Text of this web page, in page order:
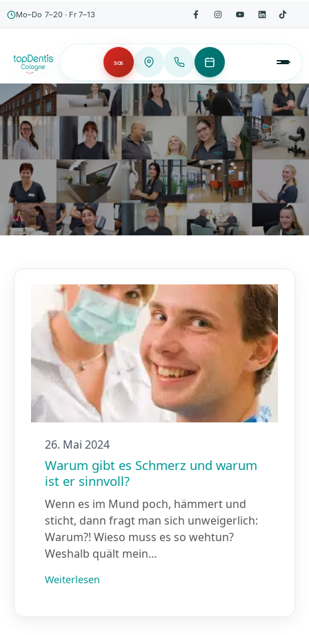
Mo–Do 7–20 · Fr 7–13
SOS
Unser Blog
26. Mai 2024
Warum gibt es Schmerz und warum
ist er sinnvoll?
Wenn es im Mund poch, hämmert und
sticht, dann fragt man sich unweigerlich:
Warum?! Wieso muss es so wehtun?
Weshalb quält mein…
Weiterlesen